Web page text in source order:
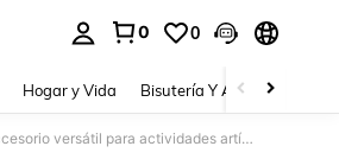
0 0
Hogar y Vida Bisutería Y Accesorios
Anillo de estilo exótico misterioso y suave, textura etérea y soñadora, tótem retro, accesorio versátil para actividades artísticas y al aire libre